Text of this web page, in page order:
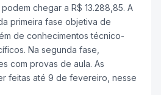
chegar a R$ 13.288,85. A
primeira fase objetiva de
de conhecimentos técnico-
Na segunda fase,
com provas de aula. As
feitas até 9 de fevereiro, nesse